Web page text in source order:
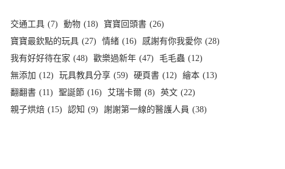
交通工具 (7) 動物 (18) 寶寶回頭書 (26)
寶寶最欽點的玩具 (27) 情緒 (16) 感謝有你我愛你 (28)
我有好好待在家 (48) 歡樂過新年 (47) 毛毛蟲 (12)
無添加 (12) 玩具教具分享 (59) 硬頁書 (12) 繪本 (13)
翻翻書 (11) 聖誕節 (16) 艾瑞卡爾 (8) 英文 (22)
親子烘焙 (15) 認知 (9) 謝謝第一線的醫護人員 (38)